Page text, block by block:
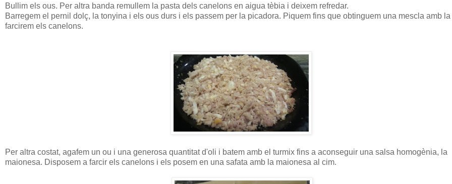
Bullim els ous. Per altra banda remullem la pasta dels canelons en aigua tèbia i deixem refredar.
Barregem el pernil dolç, la tonyina i els ous durs i els passem per la picadora. Piquem fins que obtinguem una mescla amb
farcirem els canelons.
Per altra costat, agafem un ou i una generosa quantitat d'oli i batem amb el turmix fins a aconseguir una salsa homogènia, la
maionesa. Disposem a farcir els canelons i els posem en una safata amb la maionesa al cim.